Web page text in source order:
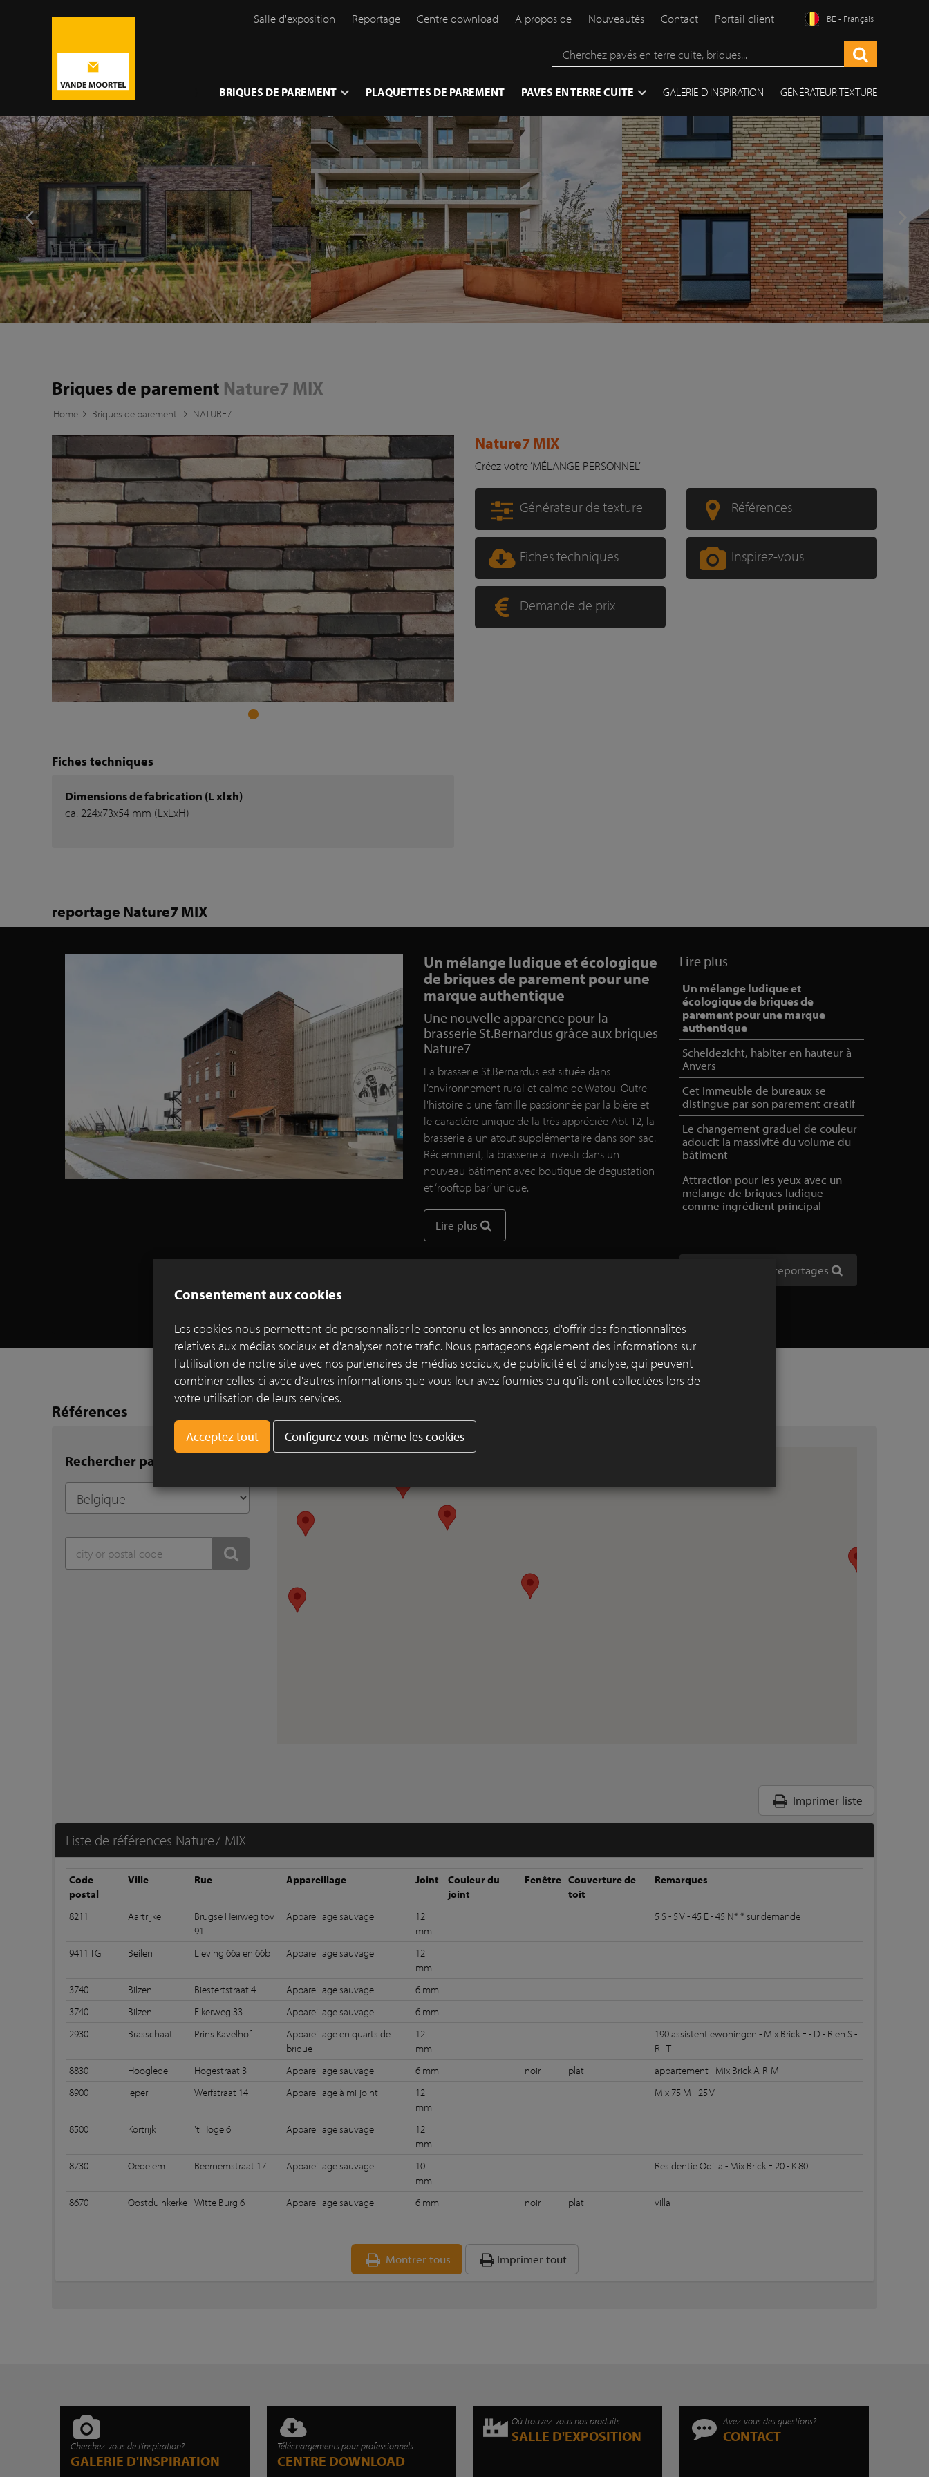
Salle d'exposition Reportage Centre download A propos de Nouveautés Contact Portail client BE - Français
BRIQUES DE PAREMENT PLAQUETTES DE PAREMENT PAVES EN TERRE CUITE GALERIE D'INSPIRATION GÉNÉRATEUR TEXTURE
Briques de parement Nature7 MIX
Home Briques de parement NATURE7
Fiches techniques
Dimensions de fabrication (L xlxh)
ca. 224x73x54 mm (LxLxH)
Nature7 MIX
Créez votre ‘MÉLANGE PERSONNEL’
Générateur de texture Références
Fiches techniques Inspirez-vous
Demande de prix
reportage Nature7 MIX
Un mélange ludique et écologique
de briques de parement pour une
marque authentique
Une nouvelle apparence pour la
brasserie St.Bernardus grâce aux briques
Nature7
La brasserie St.Bernardus est située dans
l’environnement rural et calme de Watou. Outre
l'histoire d'une famille passionnée par la bière et
le caractère unique de la très appréciée Abt 12, la
brasserie a un atout supplémentaire dans son sac.
Récemment, la brasserie a investi dans un
nouveau bâtiment avec boutique de dégustation
et ‘rooftop bar’ unique.
Lire plus
Lire plus
Un mélange ludique et
écologique de briques de
parement pour une marque
authentique
Scheldezicht, habiter en hauteur à
Anvers
Cet immeuble de bureaux se
distingue par son parement créatif
Le changement graduel de couleur
adoucit la massivité du volume du
bâtiment
Attraction pour les yeux avec un
mélange de briques ludique
comme ingrédient principal
Afficher tous les reportages
Références
Rechercher par ville
Imprimer liste
Liste de références Nature7 MIX
Code
postal
Ville Rue Appareillage Joint
Couleur du
joint
Fenêtre Couverture de
toit
Remarques
8211 Aartrijke
Brugse Heirweg tov
91
Appareillage sauvage
12
mm
5 S - 5 V - 45 E - 45 N* * sur demande
9411 TG Beilen Lieving 66a en 66b Appareillage sauvage
12
mm
3740
Bilzen Biestertstraat 4 Appareillage sauvage
6 mm
3740
Bilzen Eikerweg 33 Appareillage sauvage
6 mm
2930
Brasschaat Prins Kavelhof
Appareillage en quarts de
brique
12
mm
190 assistentiewoningen - Mix Brick E - D - R en S -
R - T
8830
Hooglede Hogestraat 3 Appareillage sauvage 6 mm noir plat
appartement - Mix Brick A-R-M
8900
Ieper Werfstraat 14 Appareillage à mi-joint
12
mm
Mix 75 M - 25 V
8500 Kortrijk 't Hoge 6 Appareillage sauvage
12
mm
8730
Oedelem Beernemstraat 17 Appareillage sauvage
10
mm
Residentie Odilla - Mix Brick E 20 - K 80
8670 Oostduinkerke Witte Burg 6 Appareillage sauvage 6 mm noir plat villa
Montrer tous Imprimer tout
Cherchez-vous de l'inspiration?
GALERIE D'INSPIRATION
Téléchargements pour professionnels
CENTRE DOWNLOAD
Où trouvez-vous nos produits
SALLE D'EXPOSITION
Avez-vous des questions?
CONTACT
Consentement aux cookies
Les cookies nous permettent de personnaliser le contenu et les annonces, d'offrir des fonctionnalités
relatives aux médias sociaux et d'analyser notre trafic. Nous partageons également des informations sur
l'utilisation de notre site avec nos partenaires de médias sociaux, de publicité et d'analyse, qui peuvent
combiner celles-ci avec d'autres informations que vous leur avez fournies ou qu'ils ont collectées lors de
votre utilisation de leurs services.
Configurez vous-même les cookies